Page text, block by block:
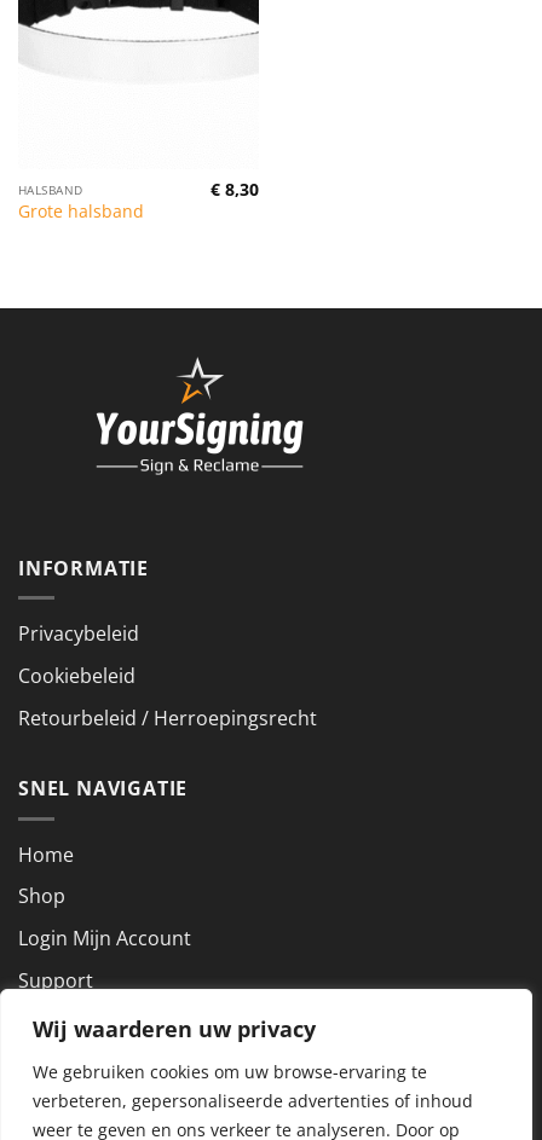
Wij waarderen uw privacy
We gebruiken cookies om uw browse-ervaring te
verbeteren, gepersonaliseerde advertenties of inhoud
weer te geven en ons verkeer te analyseren. Door op
HALSBAND
Grote halsband
€ 8,30
INFORMATIE
Privacybeleid
Cookiebeleid
Retourbeleid / Herroepingsrecht
SNEL NAVIGATIE
Home
Shop
Login Mijn Account
Support
NEEM CONTACT OP
KVK nummer: 72927801